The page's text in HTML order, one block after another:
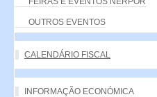
OUTROS EVENTOS
CALENDÁRIO FISCAL
INFORMAÇÃO ECONÓMICA